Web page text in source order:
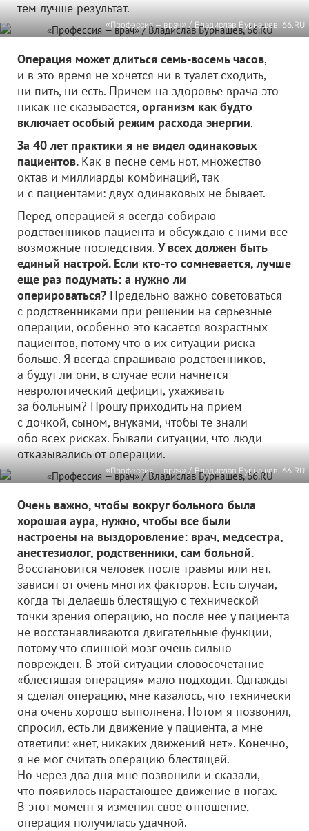
тем лучше результат.
«Профессия — врач» / Владислав Бурнашев, 66.RU
Операция может длиться семь-восемь часов,
и в это время не хочется ни в туалет сходить,
ни пить, ни есть. Причем на здоровье врача это
никак не сказывается,организм как будто
включает особый режим расхода энергии.
За 40 лет практики я не видел одинаковых
пациентов. Как в песне семь нот, множество
октав и миллиарды комбинаций, так
и с пациентами: двух одинаковых не бывает.
Перед операцией я всегда собираю
родственников пациента и обсуждаю с ними все
возможные последствия. У всех должен быть
единый настрой. Если кто-то сомневается, лучше
еще раз подумать: а нужно ли
оперироваться? Предельно важно советоваться
с родственниками при решении на серьезные
операции, особенно это касается возрастных
пациентов, потому что в их ситуации риска
больше. Я всегда спрашиваю родственников,
а будут ли они, в случае если начнется
неврологический дефицит, ухаживать
за больным? Прошу приходить на прием
с дочкой, сыном, внуками, чтобы те знали
обо всех рисках. Бывали ситуации, что люди
отказывались от операции.
«Профессия — врач» / Владислав Бурнашев, 66.RU
Очень важно, чтобы вокруг больного была
хорошая аура, нужно, чтобы все были
настроены на выздоровление: врач, медсестра,
анестезиолог, родственники, сам больной.
Восстановится человек после травмы или нет,
зависит от очень многих факторов. Есть случаи,
когда ты делаешь блестящую с технической
точки зрения операцию, но после нее у пациента
не восстанавливаются двигательные функции,
потому что спинной мозг очень сильно
поврежден. В этой ситуации словосочетание
«блестящая операция» мало подходит. Однажды
я сделал операцию, мне казалось, что технически
она очень хорошо выполнена. Потом я позвонил,
спросил, есть ли движение у пациента, а мне
ответили: «нет, никаких движений нет». Конечно,
я не мог считать операцию блестящей.
Но через два дня мне позвонили и сказали,
что появилось нарастающее движение в ногах.
В этот момент я изменил свое отношение,
операция получилась удачной.